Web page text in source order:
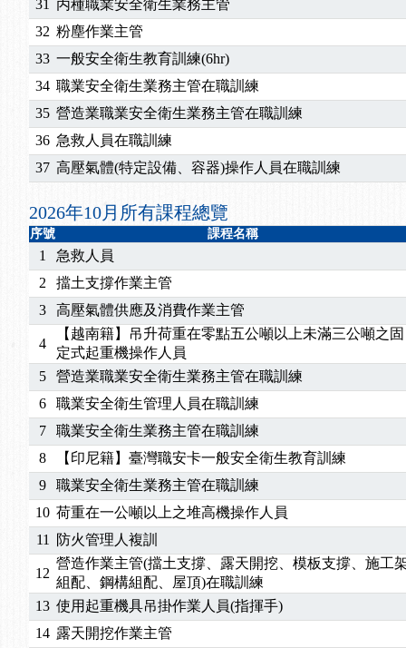
訓測驗
2025/01/15【線上課程】碳中和核心職能系列課程資訊
2026/07/15【免費研習】115年製造業危害預防職場安衛法令
2026/07/08 【中心公告】因應颱風來襲，若遇停班停課消息 補
2026/05/06【產業人才投資】06/03-06/08堆高機課程，政府出
2026/04/24【製程安全評估人員】開課囉
2025/11/11 【中心公告】颱風假11/12停班停課
2025/11/10【中心公告】因應颱風來襲，若遇停班停課消息 補
2025/10/30【進修課程】2026年，課程意見蒐集~
2025/08/20【進修課程】SDS格式百百種？專業講師帶您判斷
2025/08/12【中心公告】因應颱風來襲，若遇停班停課消息 補
2025/07/06
2025/06/06【進修課程】～～前導課程看這邊推出囉～～
2025/05/29【進修課程】前導課程推出公告！
2025/04/28【進修課程】要怎麼進修自我？課程百百種選擇好
2025/01/21「高壓氣體製造安全主任」、「隧道等襯砌作業主
訓測驗
2025/01/15【線上課程】碳中和核心職能系列課程資訊
31 丙種職業安全衛生業務主管
32 粉塵作業主管
33 一般安全衛生教育訓練(6hr)
34 職業安全衛生業務主管在職訓練
35 營造業職業安全衛生業務主管在職訓練
36 急救人員在職訓練
37 高壓氣體(特定設備、容器)操作人員在職訓練
2026年10月所有課程總覽
序號 課程名稱
1
急救人員
2
擋土支撐作業主管
3
高壓氣體供應及消費作業主管
4
【越南籍】吊升荷重在零點五公噸以上未滿三公噸之固
定式起重機操作人員
5
營造業職業安全衛生業務主管在職訓練
6
職業安全衛生管理人員在職訓練
7
職業安全衛生業務主管在職訓練
8
【印尼籍】臺灣職安卡一般安全衛生教育訓練
9
職業安全衛生業務主管在職訓練
10 荷重在一公噸以上之堆高機操作人員
11
防火管理人複訓
12
營造作業主管(擋土支撐、露天開挖、模板支撐、施工
組配、鋼構組配、屋頂)在職訓練
13 使用起重機具吊掛作業人員(指揮手)
14 露天開挖作業主管